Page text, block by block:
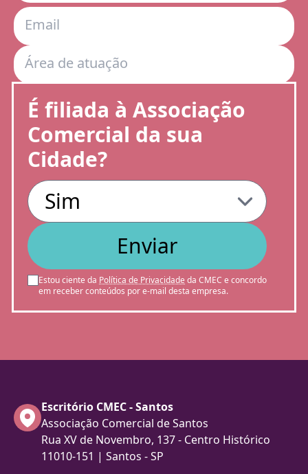
Email
Área de atuação
É filiada à Associação
Comercial da sua
Cidade?
Enviar
Estou ciente da Política de Privacidade da CMEC e concordo
em receber conteúdos por e-mail desta empresa.
Escritório CMEC - Santos
Associação Comercial de Santos
Rua XV de Novembro, 137 - Centro Histórico
11010-151 | Santos - SP